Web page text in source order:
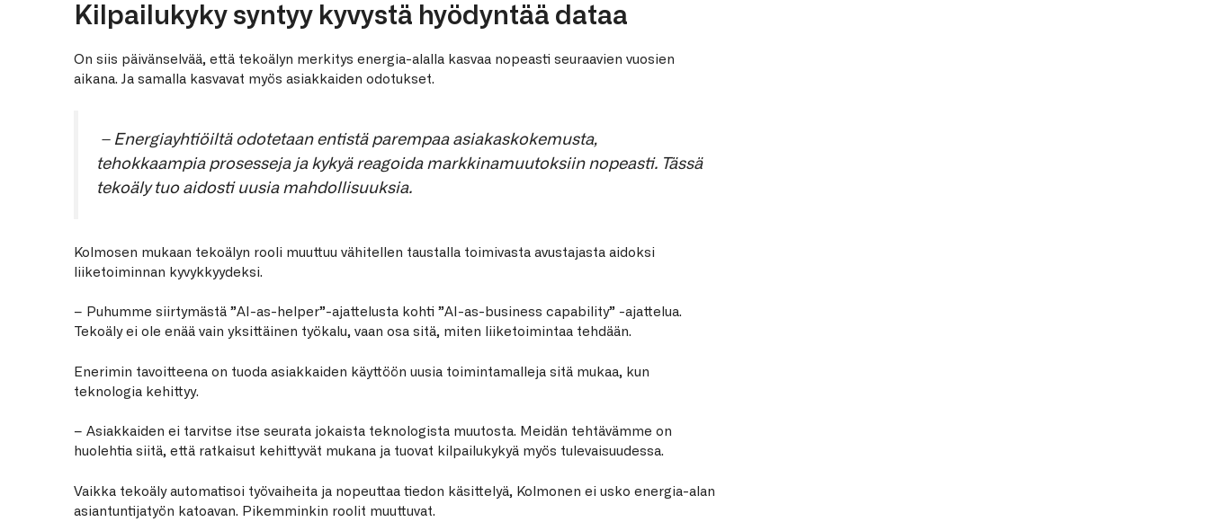
Kilpailukyky syntyy kyvystä hyödyntää dataa
On siis päivänselvää, että tekoälyn merkitys energia-alalla kasvaa nopeasti seuraavien vuosien
aikana. Ja samalla kasvavat myös asiakkaiden odotukset.
– Energiayhtiöiltä odotetaan entistä parempaa asiakaskokemusta,
tehokkaampia prosesseja ja kykyä reagoida markkinamuutoksiin nopeasti. Tässä
tekoäly tuo aidosti uusia mahdollisuuksia.
Kolmosen mukaan tekoälyn rooli muuttuu vähitellen taustalla toimivasta avustajasta aidoksi
liiketoiminnan kyvykkyydeksi.
– Puhumme siirtymästä ”AI-as-helper”-ajattelusta kohti ”AI-as-business capability” -ajattelua.
Tekoäly ei ole enää vain yksittäinen työkalu, vaan osa sitä, miten liiketoimintaa tehdään.
Enerimin tavoitteena on tuoda asiakkaiden käyttöön uusia toimintamalleja sitä mukaa, kun
teknologia kehittyy.
– Asiakkaiden ei tarvitse itse seurata jokaista teknologista muutosta. Meidän tehtävämme on
huolehtia siitä, että ratkaisut kehittyvät mukana ja tuovat kilpailukykyä myös tulevaisuudessa.
Vaikka tekoäly automatisoi työvaiheita ja nopeuttaa tiedon käsittelyä, Kolmonen ei usko energia-alan
asiantuntijatyön katoavan. Pikemminkin roolit muuttuvat.